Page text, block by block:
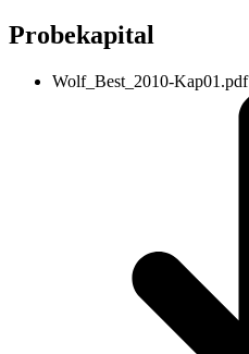
Probekapital
Wolf_Best_2010-Kap01.pdf